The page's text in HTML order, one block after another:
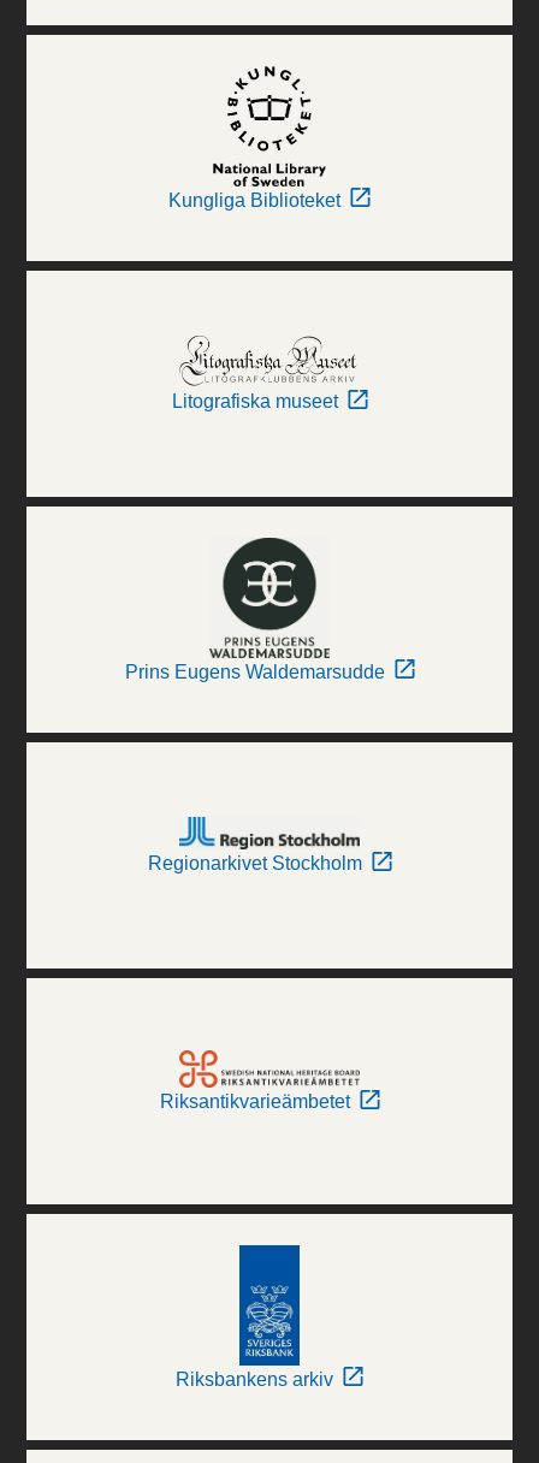
Kungliga Biblioteket
Litografiska museet
Prins Eugens Waldemarsudde
Regionarkivet Stockholm
Riksantikvarieämbetet
Riksbankens arkiv